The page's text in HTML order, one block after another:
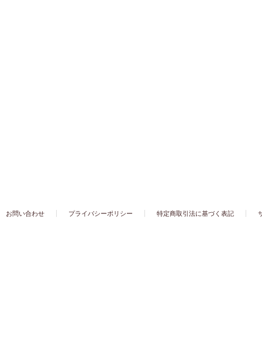
お問い合わせ プライバシーポリシー 特定商取引法に基づく表記